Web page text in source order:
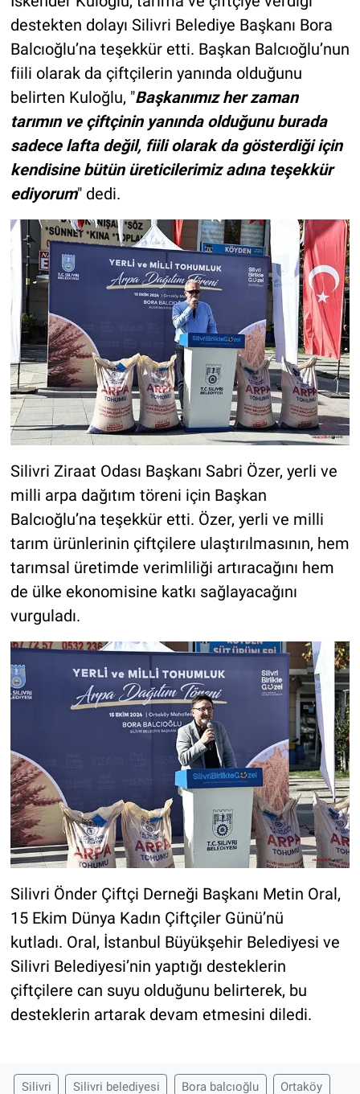
destekten dolayı Silivri Belediye Başkanı Bora
Balcıoğlu’na teşekkür etti. Başkan Balcıoğlu’nun
fiili olarak da çiftçilerin yanında olduğunu
belirten Kuloğlu, "Başkanımız her zaman
tarımın ve çiftçinin yanında olduğunu burada
sadece lafta değil, fiili olarak da gösterdiği için
kendisine bütün üreticilerimiz adına teşekkür
ediyorum" dedi.
Silivri Ziraat Odası Başkanı Sabri Özer, yerli ve
milli arpa dağıtım töreni için Başkan
Balcıoğlu’na teşekkür etti. Özer, yerli ve milli
tarım ürünlerinin çiftçilere ulaştırılmasının, hem
tarımsal üretimde verimliliği artıracağını hem
de ülke ekonomisine katkı sağlayacağını
vurguladı.
Silivri Önder Çiftçi Derneği Başkanı Metin Oral,
15 Ekim Dünya Kadın Çiftçiler Günü’nü
kutladı. Oral, İstanbul Büyükşehir Belediyesi ve
Silivri Belediyesi’nin yaptığı desteklerin
çiftçilere can suyu olduğunu belirterek, bu
desteklerin artarak devam etmesini diledi.
Silivri Silivri belediyesi Bora balcıoğlu Ortaköy